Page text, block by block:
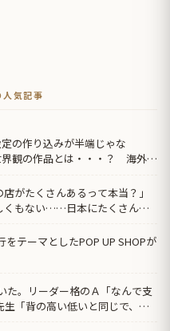
気記事
の作り込みが半端じゃな
観の作品とは・・・？ 海外の
がたくさんあるって本当？」
くもない……日本にたくさんあ
をテーマとしたPOP UP SHOPが
た。リーダー格のＡ「なんで支
「背の高い低いと同じで、こ